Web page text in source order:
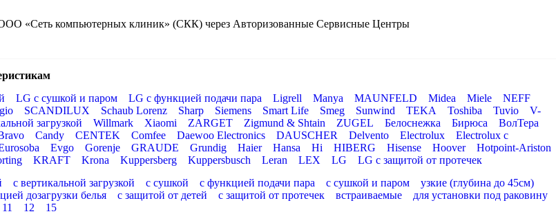
ООО «Сеть компьютерных клиник» (СКК) через Авторизованные Сервисные Центры
LG с сушкой и паром LG с функцией подачи пара Ligrell Manya MAUNFELD Midea Miele
NEFF
SCANDILUX Schaub Lorenz Sharp Siemens Smart Life Smeg Sunwind TEKA Toshiba Tuvio
V-
загрузкой Willmark Xiaomi ZARGET Zigmund & Shtain ZUGEL Белоснежка Бирюса
ВолТера
Candy CENTEK Comfee Daewoo Electronics DAUSCHER Delvento Electrolux
Electrolux с
Evgo Gorenje GRAUDE Grundig Haier Hansa Hi HIBERG Hisense Hoover
Hotpoint-Ariston
KRAFT Krona Kuppersberg Kuppersbusch Leran LEX LG
LG с защитой от протечек
с вертикальной загрузкой с сушкой с функцией подачи пара с сушкой и паром
узкие (глубина до 45см)
дозагрузки белья с защитой от детей с защитой от протечек встраиваемые
для установки под раковину
11 12 15